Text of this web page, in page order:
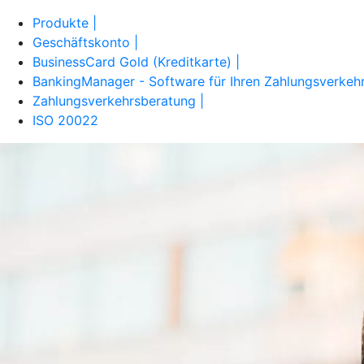
Produkte |
Geschäftskonto |
BusinessCard Gold (Kreditkarte) |
BankingManager - Software für Ihren
Zahlungsverkehrsberatung |
ISO 20022